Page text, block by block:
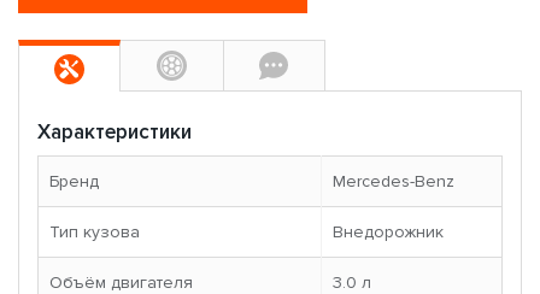
Характеристики
Бренд Mercedes-Benz
Тип кузова Внедорожник
Объём двигателя 3.0 л